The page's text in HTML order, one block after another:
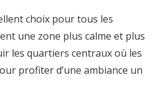
choix pour tous les
une zone plus calme et plus
les quartiers centraux où les
profiter d’une ambiance un